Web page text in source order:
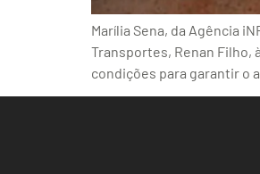
Marília Sena, da Agência
Transportes, Renan Filho,
condições para garantir o